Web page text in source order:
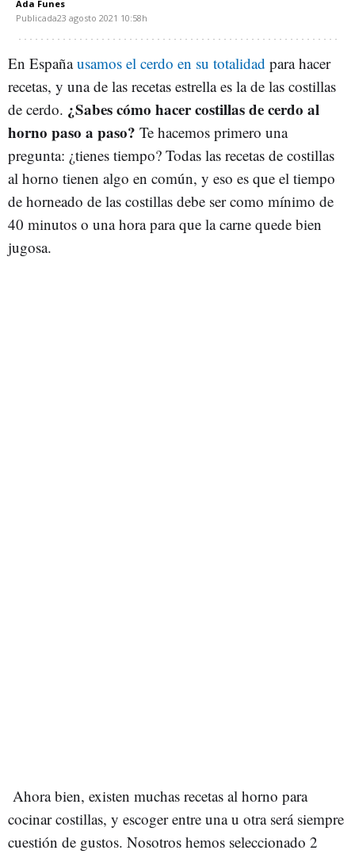
Ada Funes
Publicada23 agosto 2021 10:58h
En Españausamos el cerdo en su totalidad para hacer
recetas, y una de las recetas estrella es la de las costillas
de cerdo. ¿Sabes cómo hacer costillas de cerdo al
horno paso a paso? Te hacemos primero una
pregunta: ¿tienes tiempo? Todas las recetas de costillas
al horno tienen algo en común, y eso es que el tiempo
de horneado de las costillas debe ser como mínimo de
40 minutos o una hora para que la carne quede bien
jugosa.
Ahora bien, existen muchas recetas al horno para
cocinar costillas, y escoger entre una u otra será siempre
cuestión de gustos. Nosotros hemos seleccionado 2